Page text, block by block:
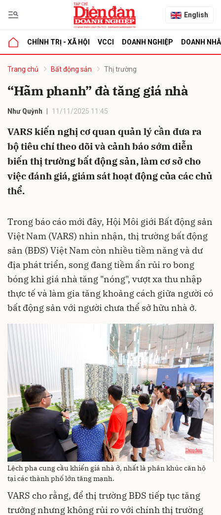
English
CHÍNH TRỊ - XÃ HỘI VCCI DOANH NGHIỆP DOANH
Trang chủ Bất động sản Thị trường
“Hãm phanh” đà tăng giá nhà
Như Quỳnh 11/11/2025 11:45
VARS kiến nghị cơ quan quản lý cần đưa ra
bộ tiêu chí theo dõi và cảnh báo sớm diễn
biến thị trường bất động sản, làm cơ sở cho
việc đánh giá, giám sát hoạt động của các chủ
thể.
Trong báo cáo mới đây, Hội Môi giới Bất động sản
Việt Nam (VARS) nhìn nhận, thị trường bất động
sản (BĐS) Việt Nam còn nhiều tiềm năng và dư
địa phát triển, song đang tiềm ẩn rủi ro bong
bóng khi giá nhà tăng "nóng", vượt xa thu nhập
thực tế và làm gia tăng khoảng cách giữa người có
bất động sản với người chưa thể sở hữu nhà ở.
Lệch pha cung cầu khiến giá nhà ở, nhất là phân khúc căn hộ
tại các thành phố lớn tăng mạnh.
VARS cho rằng, để thị trường BĐS tiếp tục tăng
trưởng nhưng không rủi ro với chính thị trường
luận
Hủy